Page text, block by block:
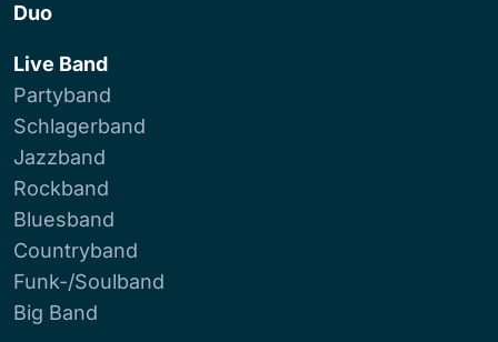
Duo
Live Band
Partyband
Schlagerband
Jazzband
Rockband
Bluesband
Countryband
Funk-/Soulband
Big Band